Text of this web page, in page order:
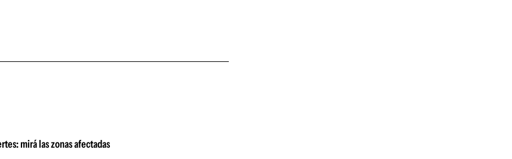
mirá las zonas afectadas